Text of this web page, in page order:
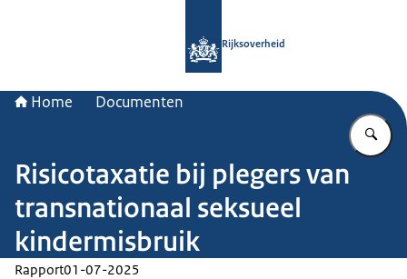
Rijksoverheid
Home Documenten
Risicotaxatie bij plegers van
transnationaal seksueel
kindermisbruik
Rapport01-07-2025